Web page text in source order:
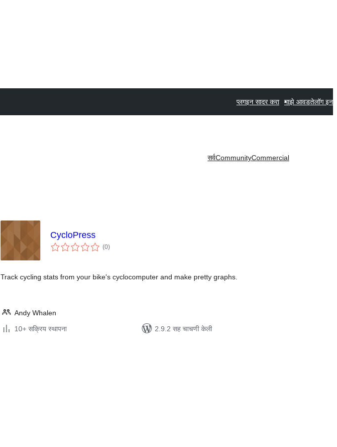
प्लगइन सादर करा माझे आवडतेलॉग इन
सर्वCommunityCommercial
CycloPress
(0एकूण
मूल्यांकन
)
Track cycling stats from your bike's cyclocomputer and make pretty graphs.
Andy Whalen
10+ सक्रिय स्थापना
2.9.2 सह चाचणी केली